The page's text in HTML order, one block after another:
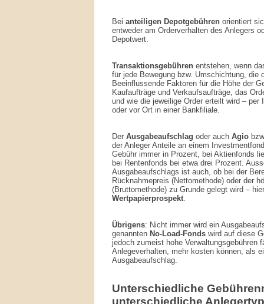
Bei anteiligen Depotgebühren orientiert
entweder am Orderverhalten des Anlegers
Depotwert.
Transaktionsgebühren entstehen, wenn
für jede Bewegung bzw. Umschichtung, die
Beeinflussende Faktoren für die Höhe der
Kaufaufträge und Verkaufsaufträge, das
und wie die jeweilige Order erteilt wird –
oder vor Ort in einer Bankfiliale.
Der Ausgabeaufschlag oder auch Agio
der Anleger Anteile an einem
Gebühr immer in Prozent, bei Aktienfonds
bei Rentenfonds bei etwa drei Prozent.
Ausgabeaufschlags ist auch, ob bei der
Rücknahmepreis (Nettomethode) oder der
(Bruttomethode) zu Grunde gelegt wird –
Wertpapierprospekt.
Übrigens: Nicht immer wird ein
genannten No-Load-Fonds wird auf diese
jedoch zumeist hohe Verwaltungsgebühren
Anlegeverhalten, mehr kosten können, als
Ausgabeaufschlag.
Unterschiedliche
unterschiedliche